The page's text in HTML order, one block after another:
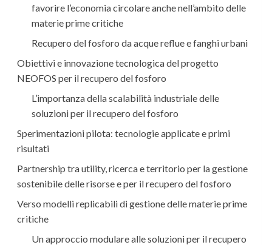
favorire l’economia circolare anche nell’ambito delle
materie prime critiche
Recupero del fosforo da acque reflue e fanghi urbani
Obiettivi e innovazione tecnologica del progetto
NEOFOS per il recupero del fosforo
L’importanza della scalabilità industriale delle
soluzioni per il recupero del fosforo
Sperimentazioni pilota: tecnologie applicate e primi
risultati
Partnership tra utility, ricerca e territorio per la gestione
sostenibile delle risorse e per il recupero del fosforo
Verso modelli replicabili di gestione delle materie prime
critiche
Un approccio modulare alle soluzioni per il recupero